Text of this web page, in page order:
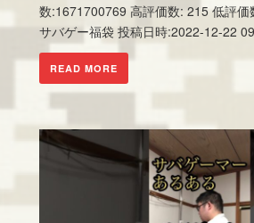
数:1671700769 高評価数: 215 低評価
サバゲー福袋 投稿日時:2022-12-22
READ MORE